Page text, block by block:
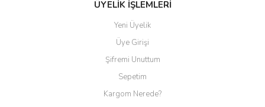
ÜYELİK İŞLEMLERİ
Yeni Üyelik
Üye Girişi
Şifremi Unuttum
Sepetim
Kargom Nerede?